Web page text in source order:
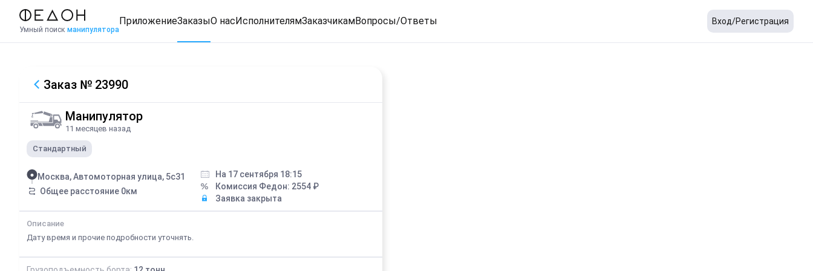
Умный поиск манипулятора
ПриложениеЗаказыО насИсполнителямЗаказчикамВопросы/Ответы Вход/Регистрация
Заказ № 23990
Манипулятор
11 месяцев назад
Стандартный
Москва, Автомоторная улица, 5с31
Общее расстояние 0км
На 17 сентября 18:15
Комиссия Федон: 2554 ₽
Заявка закрыта
Описание
Дату время и прочие подробности уточнять.